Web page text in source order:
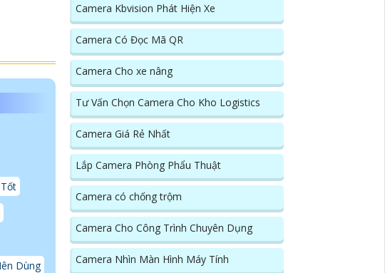
Dùng
Camera Kbvision Phát Hiện Xe
Camera Có Đọc Mã QR
Camera Cho xe nâng
Tư Vấn Chọn Camera Cho Kho Logistics
Camera Giá Rẻ Nhất
Lắp Camera Phòng Phẩu Thuật
Camera có chống trộm
Camera Cho Công Trình Chuyên Dụng
Camera Nhìn Màn Hình Máy Tính